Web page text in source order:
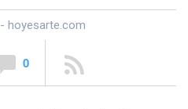
- hoyesarte.com
0